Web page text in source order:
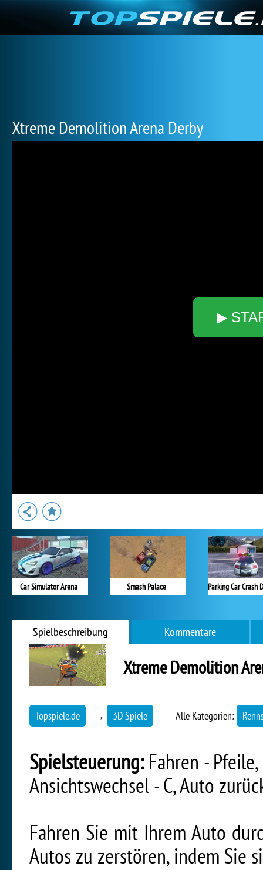
Xtreme Demolition Arena Derby
▶
Car Simulator Arena Smash Palace
Spielbeschreibung Kommentare
Xtreme Demolition
Topspiele.de → 3D Spiele Alle Kategorien:
Spielsteuerung:Fahren -
Ansichtswechsel - C, Auto
Fahren Sie mit Ihrem Auto
Autos zu zerstören, indem Sie